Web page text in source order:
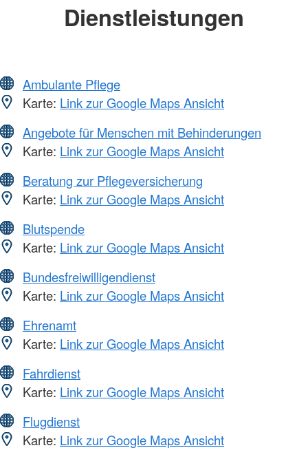
Dienstleistungen
Ambulante Pflege
Karte: Link zur Google Maps Ansicht
Angebote für Menschen mit Behinderungen
Karte: Link zur Google Maps Ansicht
Beratung zur Pflegeversicherung
Karte: Link zur Google Maps Ansicht
Blutspende
Karte: Link zur Google Maps Ansicht
Bundesfreiwilligendienst
Karte: Link zur Google Maps Ansicht
Ehrenamt
Karte: Link zur Google Maps Ansicht
Fahrdienst
Karte: Link zur Google Maps Ansicht
Flugdienst
Karte: Link zur Google Maps Ansicht